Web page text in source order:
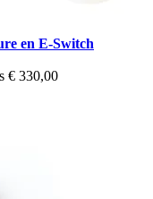
en E-Switch
€ 330,00